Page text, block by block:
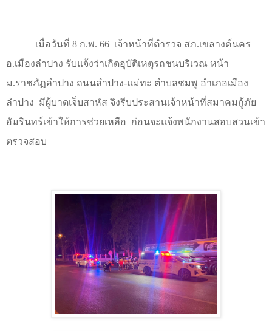
เมื่อวันที่ 8 ก.พ. 66 เจ้าหน้าที่ตำรวจ สภ.เขลางค์นคร
อ.เมืองลำปาง รับแจ้งว่าเกิดอุบัติเหตุรถชนบริเวณ หน้า
ม.ราชภัฏลำปาง ถนนลำปาง-แม่ทะ ตำบลชมพู อำเภอเมือง
ลำปาง มีผู้บาดเจ็บสาหัส จึงรีบประสานเจ้าหน้าที่สมาคมกู้ภัย
อัมรินทร์เข้าให้การช่วยเหลือ ก่อนจะแจ้งพนักงานสอบสวนเข้า
ตรวจสอบ